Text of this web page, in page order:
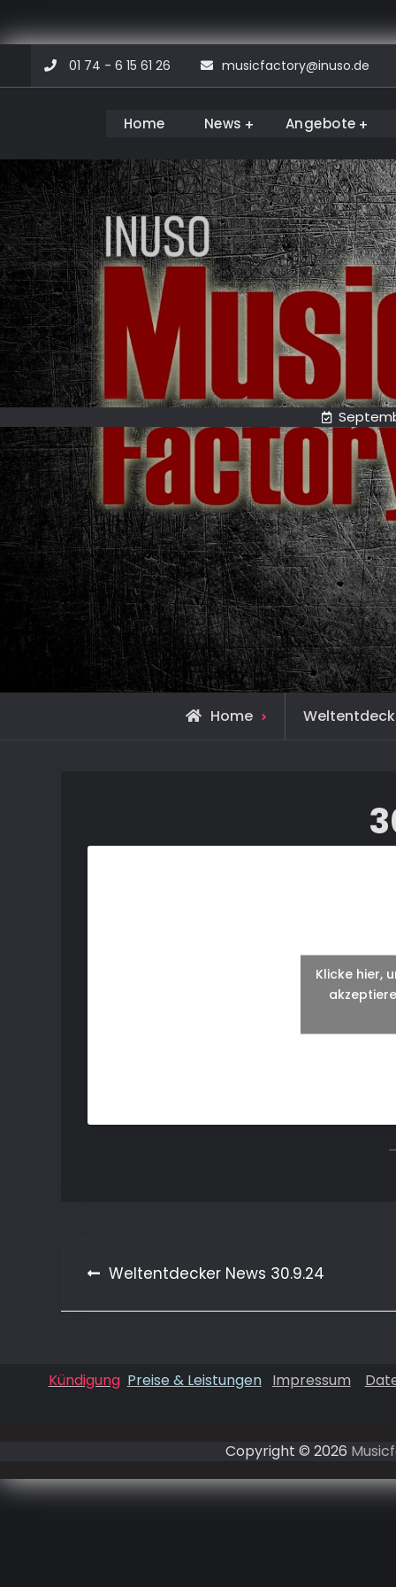
content
01 74 - 6 15 61 26 musicfactory@inuso.de
Musicfactory
Home News Angebote
Home
Klicke hier,
Beitragsnavigation
Weltentdecker News 30.9.24
Kündigung Preise & Leistungen Impressum
Copyright © 2026